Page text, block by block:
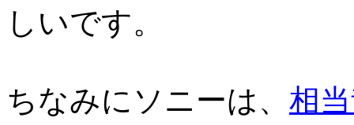
しいです。
ちなみにソニーは、 相